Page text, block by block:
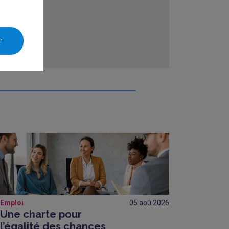
B.
Emploi 05 aoû 2026
Une charte pour
l’égalité des chances